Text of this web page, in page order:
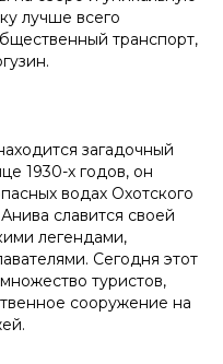
лучше всего
транспорт,
загадочный
1930-х годов, он
водах Охотского
славится своей
легендами,
Сегодня этот
туристов,
сооружение на